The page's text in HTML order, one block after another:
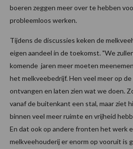
boeren zeggen meer over te hebben
probleemloos werken.
Tijdens de discussies keken de
eigen aandeel in de toekomst. "We
komende jaren meer moeten
het melkveebedrijf. Hen veel meer op
ontvangen en laten zien wat we doen.
vanaf de buitenkant een stal, maar ziet
binnen veel meer ruimte en vrijheid
En dat ook op andere fronten het werk
melkveehouderij er enorm op vooruit is